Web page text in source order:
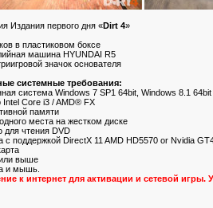
Издания первого дня «Dirt 4»
в пластиковом боксе
машина HYUNDAI R5
значок основателя
системные требования:
система Windows 7 SP1 64bit, Windows 8.1
Intel Core i3 / AMD® FX
памяти
места на жестком диске
для чтения DVD
с поддержкой DirectX 11 AMD HD5570 or Nvidia
выше
и мышь.
к интернет для активации и сетевой игры.